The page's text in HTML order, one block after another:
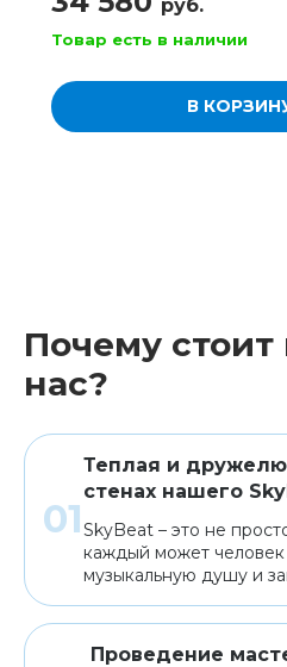
руб.
Товар есть в наличии
В
Почему стоит
нас?
Теплая и
стенах нашего
SkyBeat – это не
каждый может
музыкальную душу и
Проведение